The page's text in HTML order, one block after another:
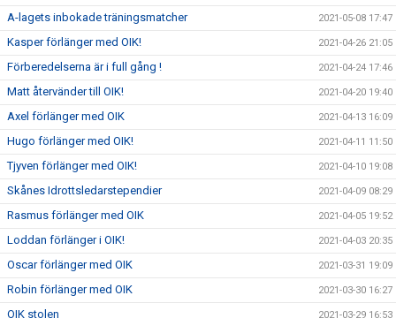
A-lagets inbokade träningsmatcher 2021-05-08 17:47
Kasper förlänger med OIK! 2021-04-26 21:05
Förberedelserna är i full gång ! 2021-04-24 17:46
Matt återvänder till OIK! 2021-04-20 19:40
Axel förlänger med OIK 2021-04-13 16:09
Hugo förlänger med OIK! 2021-04-11 11:50
Tjyven förlänger med OIK! 2021-04-10 19:08
Skånes Idrottsledarstependier 2021-04-09 08:29
Rasmus förlänger med OIK 2021-04-05 19:52
Loddan förlänger i OIK! 2021-04-03 20:35
Oscar förlänger med OIK 2021-03-31 19:09
Robin förlänger med OIK 2021-03-30 16:27
OIK stolen 2021-03-29 16:53